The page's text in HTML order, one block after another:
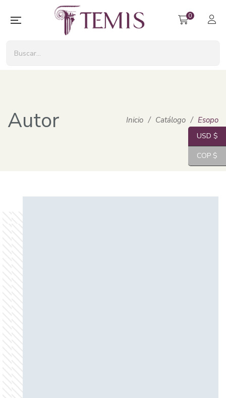
0
Autor Inicio / Catálogo / Esopo
USD $
COP $